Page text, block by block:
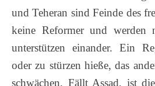
und Teheran sind Feinde des
keine Reformer und werden
unterstützen einander. Ein
oder zu stürzen hieße, das
schwächen. Fällt Assad, ist